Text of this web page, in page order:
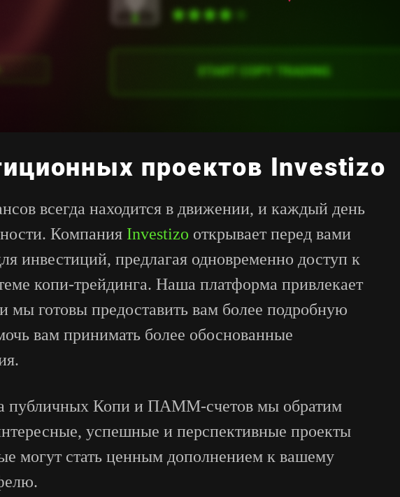
проектов Investizo
всегда находится в движении, и каждый день
Компания Investizo открывает перед вами
инвестиций, предлагая одновременно доступ к
копи-трейдинга. Наша платформа привлекает
мы готовы предоставить вам более подробную
вам принимать более обоснованные
публичных Копи и ПАММ-счетов мы обратим
успешные и перспективные проекты
могут стать ценным дополнением к вашему